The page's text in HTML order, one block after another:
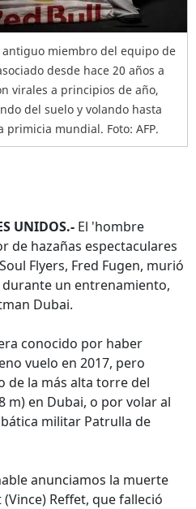
miembro del equipo de
desde hace 20 años a
virales a principios de año,
del suelo y volando hasta
mundial. Foto: AFP.
UNIDOS.- El 'hombre
de hazañas espectaculares
Flyers, Fred Fugen, murió
un entrenamiento,
Dubai.
conocido por haber
vuelo en 2017, pero
de la más alta torre del
m) en Dubai, o por volar al
militar Patrulla de
anunciamos la muerte
(Vince) Reffet, que falleció